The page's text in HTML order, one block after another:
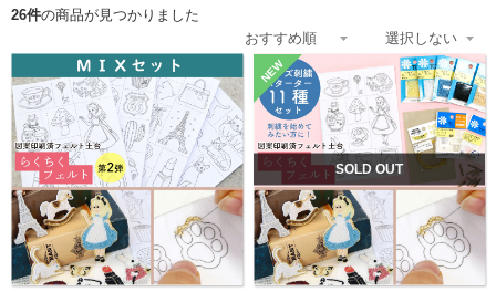
26件の商品が見つかりました
NEW
SOLD OUT